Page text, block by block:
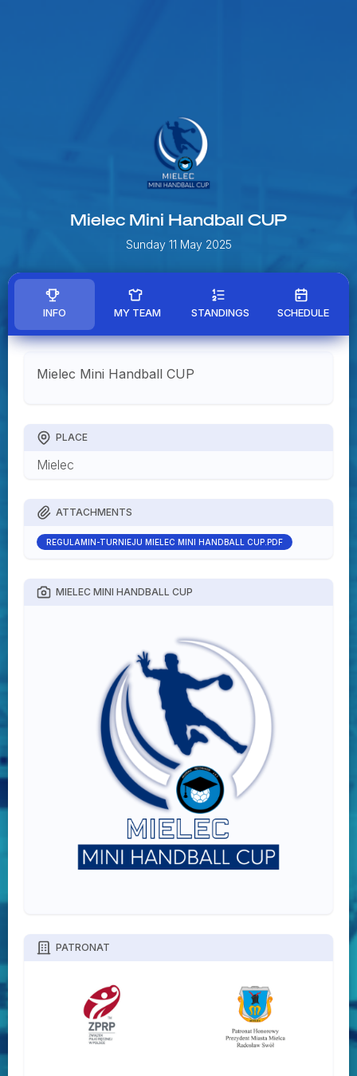
Mielec Mini Handball CUP
Sunday 11 May 2025
INFO MY TEAM STANDINGS SCHEDULE
Mielec Mini Handball CUP
PLACE
Mielec
ATTACHMENTS
REGULAMIN-TURNIEJU MIELEC MINI HANDBALL CUP.PDF
MIELEC MINI HANDBALL CUP
PATRONAT